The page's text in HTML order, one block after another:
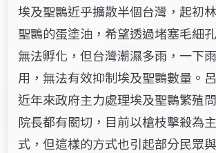
埃及聖䴉近乎擴散半個台灣，起初
聖䴉的蛋塗油，希望透過堵塞毛細
無法孵化，但台灣潮濕多雨，一下
用，無法有效抑制埃及聖䴉數量。
近年來政府主力處理埃及聖䴉繁殖
院長都有關切，目前以槍枝擊殺為
式，但這樣的方式也引起部分民眾